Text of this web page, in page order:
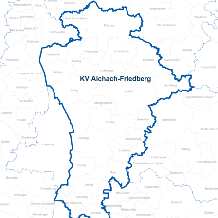
Pflegeberatung
Seniorenbüro Nothelfer
Servicewohnen-Sonnenpark
Tagespflege